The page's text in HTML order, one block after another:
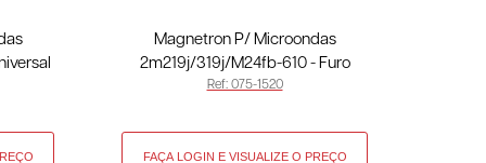
Magnetron P/ Microondas
2m219j/319j/M24fb-610 - Furo
Universal 075-1520
Ref: 075-1520